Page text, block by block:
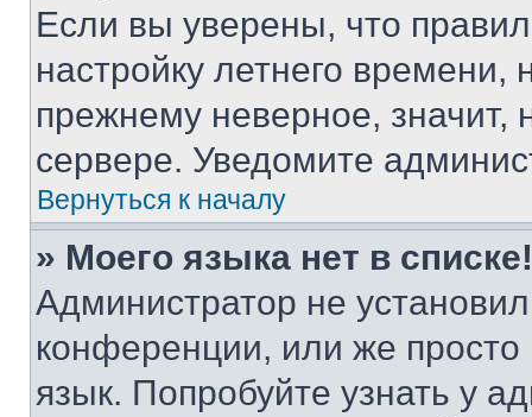
Если вы уверены, что
настройку летнего
прежнему неверное, значит,
сервере. Уведомите
Вернуться к началу
» Моего языка нет в списке!
Администратор не
конференции, или же
язык. Попробуйте узнать у